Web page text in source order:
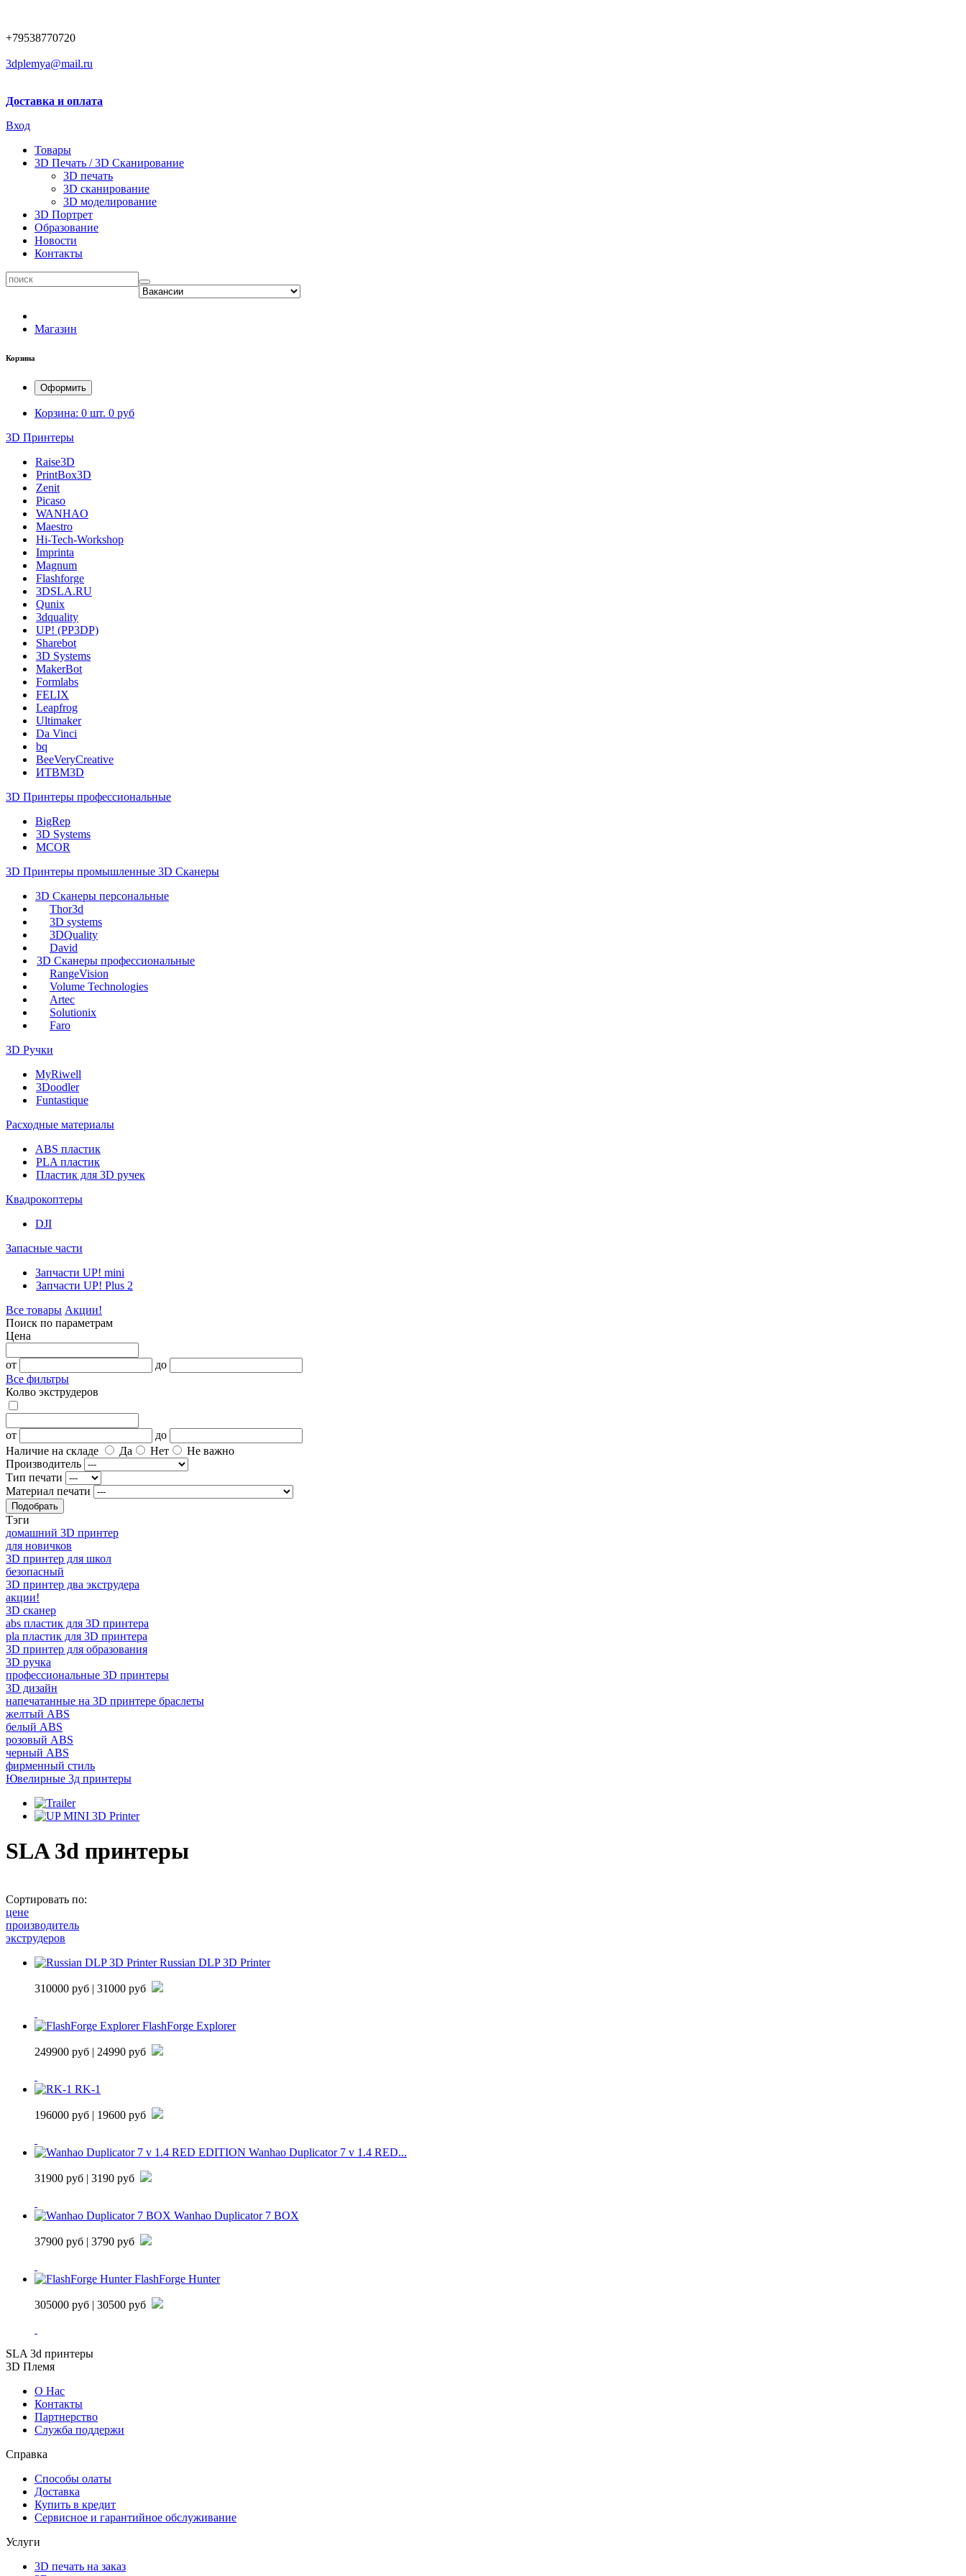
+79538770720
3dplemya@mail.ru
Доставка и оплата
Вход
Товары
3D Печать / 3D Сканирование
3D печать
3D сканирование
3D моделирование
3D Портрет
Образование
Новости
Контакты
Магазин
Корзина
Оформить
Корзина: 0 шт. 0 руб
3D Принтеры
Raise3D
PrintBox3D
Zenit
Picaso
WANHAO
Maestro
Hi-Tech-Workshop
Imprinta
Magnum
Flashforge
3DSLA.RU
Qunix
3dquality
UP! (PP3DP)
Sharebot
3D Systems
MakerBot
Formlabs
FELIX
Leapfrog
Ultimaker
Da Vinci
bq
BeeVeryCreative
ИТВМ3D
3D Принтеры профессиональные
BigRep
3D Systems
MCOR
3D Принтеры промышленные 3D Сканеры
3D Сканеры персональные
Thor3d
3D systems
3DQuality
David
3D Сканеры профессиональные
RangeVision
Volume Technologies
Artec
Solutionix
Faro
3D Ручки
MyRiwell
3Doodler
Funtastique
Расходные материалы
ABS пластик
PLA пластик
Пластик для 3D ручек
Квадрокоптеры
DJI
Запасные части
Запчасти UP! mini
Запчасти UP! Plus 2
Все товары Акции!
Поиск по параметрам
Цена
от
до
Все фильтры
Кол­во экструдеров
от
до
Наличие на складе
Да Нет
Не важно
Производитель
Тип печати
Материал печати
Подобрать
Тэги
домашний 3D принтер
для новичков
3D принтер для школ
безопасный
3D принтер два экструдера
акции!
3D сканер
abs пластик для 3D принтера
pla пластик для 3D принтера
3D принтер для образования
3D ручка
профессиональные 3D принтеры
3D дизайн
напечатанные на 3D принтере браслеты
желтый ABS
белый ABS
розовый ABS
черный ABS
фирменный стиль
Ювелирные 3д принтеры
SLA 3d принтеры
Сортировать по:
цене
производитель
экструдеров
Russian DLP 3D Printer
310000 руб | 31000 руб
FlashForge Explorer
249900 руб | 24990 руб
RK-1
196000 руб | 19600 руб
Wanhao Duplicator 7 v 1.4 RED...
31900 руб | 3190 руб
Wanhao Duplicator 7 BOX
37900 руб | 3790 руб
FlashForge Hunter
305000 руб | 30500 руб
SLA 3d принтеры
3D Племя
О Нас
Контакты
Партнерcтво
Служба поддержи
Справка
Способы олаты
Доставка
Купить в кредит
Сервисное и гарантийное обслуживание
Услуги
3D печать на заказ